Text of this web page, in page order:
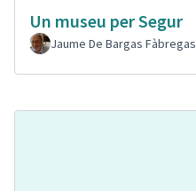
Un museu per Segur
Jaume De Bargas Fàbregas